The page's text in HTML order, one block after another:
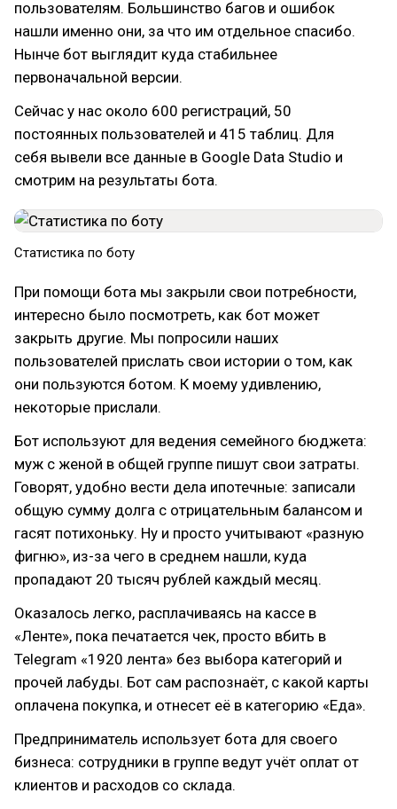
пользователям. Большинство багов и ошибок
нашли именно они, за что им отдельное спасибо.
Нынче бот выглядит куда стабильнее
первоначальной версии.
Сейчас у нас около 600 регистраций, 50
постоянных пользователей и 415 таблиц. Для
себя вывели все данные в Google Data Studio и
смотрим на результаты бота.
Статистика по боту
При помощи бота мы закрыли свои потребности,
интересно было посмотреть, как бот может
закрыть другие. Мы попросили наших
пользователей прислать свои истории о том, как
они пользуются ботом. К моему удивлению,
некоторые прислали.
Бот используют для ведения семейного бюджета:
муж с женой в общей группе пишут свои затраты.
Говорят, удобно вести дела ипотечные: записали
общую сумму долга с отрицательным балансом и
гасят потихоньку. Ну и просто учитывают «разную
фигню», из-за чего в среднем нашли, куда
пропадают 20 тысяч рублей каждый месяц.
Оказалось легко, расплачиваясь на кассе в
«Ленте», пока печатается чек, просто вбить в
Telegram «1920 лента» без выбора категорий и
прочей лабуды. Бот сам распознаёт, с какой карты
оплачена покупка, и отнесет её в категорию «Еда».
Предприниматель использует бота для своего
бизнеса: сотрудники в группе ведут учёт оплат от
клиентов и расходов со склада.